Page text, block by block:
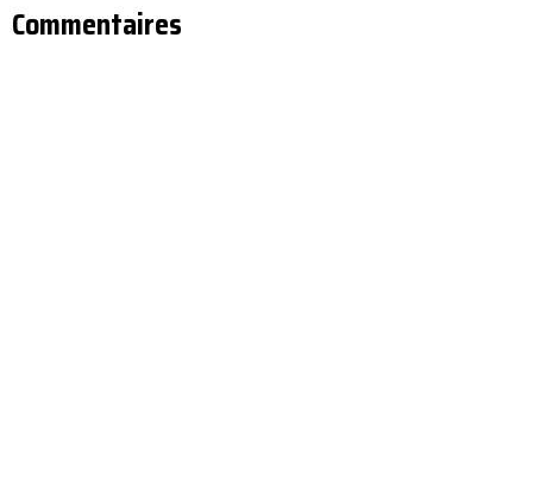
Commentaires